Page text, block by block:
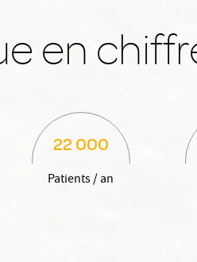
en
22 000
Patients / an